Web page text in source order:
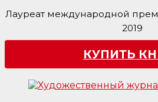
Лауреат международной
2019
КУПИТЬ